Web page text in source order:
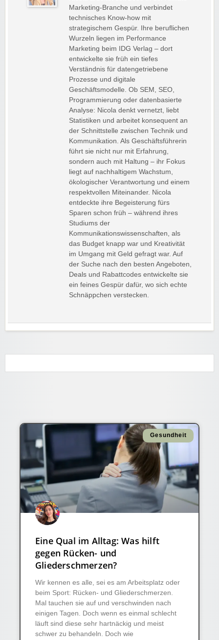
Marketing-Branche und verbindet
technisches Know-how mit
strategischem Gespür. Ihre beruflichen
Wurzeln liegen im Performance
Marketing beim IDG Verlag – dort
entwickelte sie früh ein tiefes
Verständnis für datengetriebene
Prozesse und digitale
Geschäftsmodelle. Ob SEM, SEO,
Programmierung oder datenbasierte
Analyse: Nicola denkt vernetzt, liebt
Statistiken und arbeitet konsequent an
der Schnittstelle zwischen Technik und
Kommunikation. Als Geschäftsführerin
führt sie nicht nur mit Erfahrung,
sondern auch mit Haltung – ihr Fokus
liegt auf nachhaltigem Wachstum,
ökologischer Verantwortung und einem
respektvollen Miteinander. Nicola
entdeckte ihre Begeisterung fürs
Sparen schon früh – während ihres
Studiums der
Kommunikationswissenschaften, als
das Budget knapp war und Kreativität
im Umgang mit Geld gefragt war. Auf
der Suche nach den besten Angeboten,
Deals und Rabattcodes entwickelte sie
ein feines Gespür dafür, wo sich echte
Schnäppchen verstecken.
Gesundheit
Eine Qual im Alltag: Was hilft
gegen Rücken- und
Gliederschmerzen?
Wir kennen es alle, sei es am Arbeitsplatz oder
beim Sport: Rücken- und Gliederschmerzen.
Mal tauchen sie auf und verschwinden nach
einigen Tagen. Doch wenn es einmal schlecht
läuft sind diese sehr hartnäckig und meist
schwer zu behandeln. Doch wie